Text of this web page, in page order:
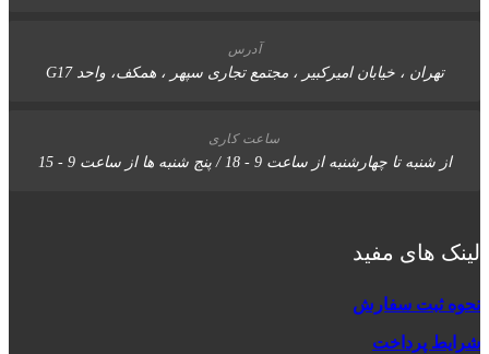
تهران ، خیابان امیرکبیر ، مجتمع تجاری سپهر ، همکف، واحد G17
ساعت کاری
شنبه تا چهارشنبه از ساعت 9 - 18 / پنج شنبه ها از ساعت 9 - 15
های مفید
ثبت سفارش
پرداخت